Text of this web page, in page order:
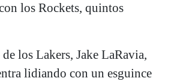
los Rockets, quintos
los Lakers, Jake LaRavia,
lidiando con un esguince